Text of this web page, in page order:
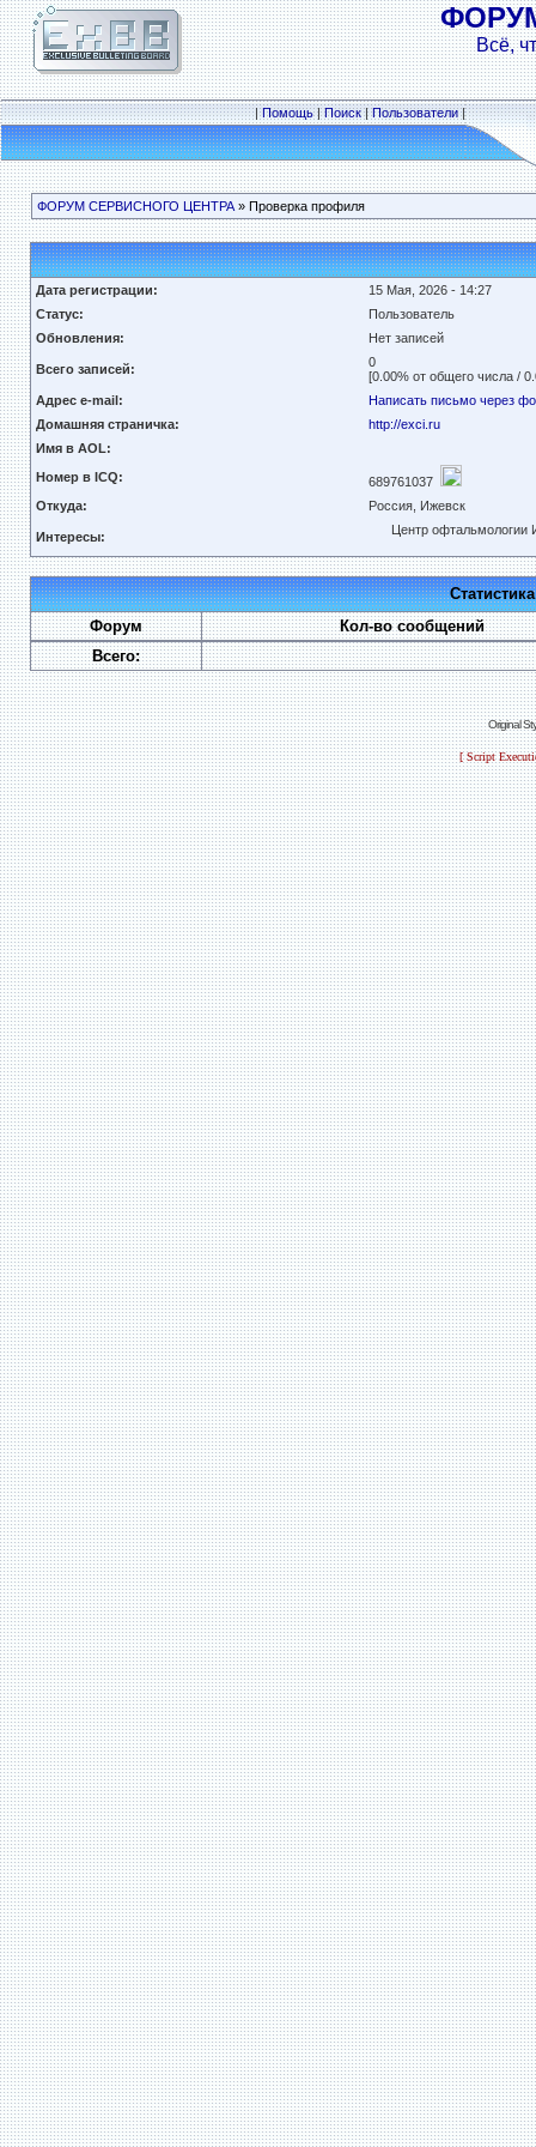
Всё,
|Помощь|Поиск|Пользователи|
ФОРУМ СЕРВИСНОГО ЦЕНТРА» Проверка профиля
Дата регистрации:
15 Мая, 2026 - 14:27
Статус:
Пользователь
Обновления:
Нет записей
Всего записей:
0
[0.00% от общего числа /
Адрес e-mail:
Написать письмо через
Домашняя страничка:
http://exci.ru
Имя в AOL:
Номер в ICQ:
689761037
Откуда:
Россия, Ижевск
Интересы: Центр офтальмологии
Форум
Кол-во сообщений
Всего:
Original
[ Script